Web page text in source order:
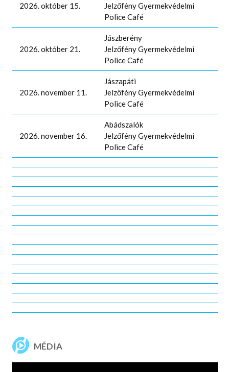
2026. október 15.
Jelzőfény Gyermekvédelmi
Police Café
2026. október 21.
Jászberény
Jelzőfény Gyermekvédelmi
Police Café
2026. november 11.
Jászapáti
Jelzőfény Gyermekvédelmi
Police Café
2026. november 16.
Abádszalók
Jelzőfény Gyermekvédelmi
Police Café
MÉDIA